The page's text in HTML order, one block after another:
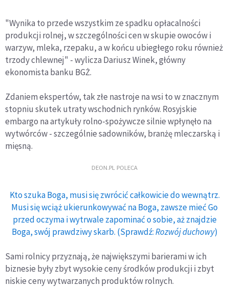
"Wynika to przede wszystkim ze spadku opłacalności
produkcji rolnej, w szczególności cen w skupie owoców i
warzyw, mleka, rzepaku, a w końcu ubiegłego roku również
trzody chlewnej" - wylicza Dariusz Winek, główny
ekonomista banku BGŻ.
Zdaniem ekspertów, tak złe nastroje na wsi to w znacznym
stopniu skutek utraty wschodnich rynków. Rosyjskie
embargo na artykuły rolno-spożywcze silnie wpłynęło na
wytwórców - szczególnie sadowników, branżę mleczarską i
mięsną.
DEON.PL POLECA
Kto szuka Boga, musi się zwrócić całkowicie do wewnątrz.
Musi się wciąż ukierunkowywać na Boga, zawsze mieć Go
przed oczyma i wytrwale zapominać o sobie, aż znajdzie
Boga, swój prawdziwy skarb. (Sprawdź:Rozwój duchowy)
Sami rolnicy przyznają, że największymi barierami w ich
biznesie były zbyt wysokie ceny środków produkcji i zbyt
niskie ceny wytwarzanych produktów rolnych.